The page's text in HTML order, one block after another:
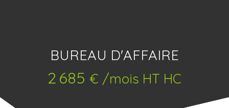
BUREAU D'AFFAIRE
2 685 € /mois HT HC